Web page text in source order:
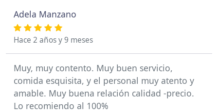
Adela Manzano
Hace 2 años y 9 meses
Muy, muy contento. Muy buen servicio,
comida esquisita, y el personal muy atento y
amable. Muy buena relación calidad -precio.
Lo recomiendo al 100%